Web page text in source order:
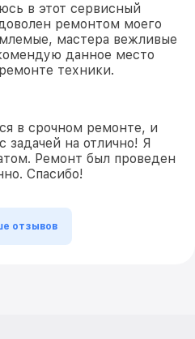
в этот сервисный
ремонтом моего
мастера вежливые
данное место
техники.
в срочном ремонте, и
задачей на отлично! Я
Ремонт был проведен
Спасибо!
отзывов